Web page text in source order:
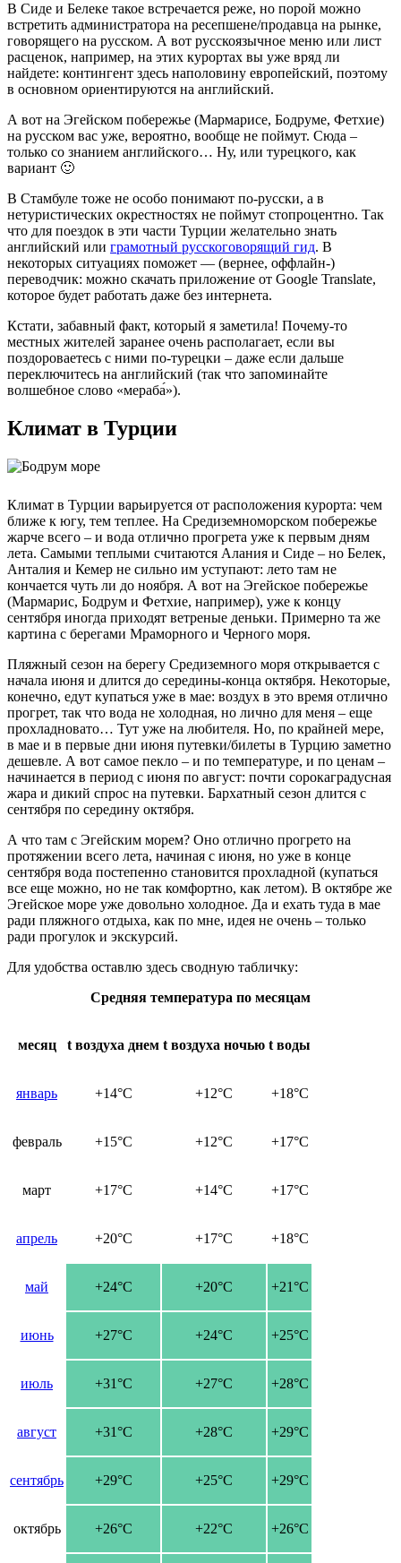
В Сиде и Белеке такое встречается реже, но порой можно
встретить администратора на ресепшене/продавца на рынке,
говорящего на русском. А вот русскоязычное меню или лист
расценок, например, на этих курортах вы уже вряд ли
найдете: контингент здесь наполовину европейский, поэтому
в основном ориентируются на английский.
А вот на Эгейском побережье (Мармарисе, Бодруме, Фетхие)
на русском вас уже, вероятно, вообще не поймут. Сюда –
только со знанием английского… Ну, или турецкого, как
вариант 🙂
В Стамбуле тоже не особо понимают по-русски, а в
нетуристических окрестностях не поймут стопроцентно. Так
что для поездок в эти части Турции желательно знать
английский или грамотный русскоговорящий гид. В
некоторых ситуациях поможет — (вернее, оффлайн-)
переводчик: можно скачать приложение от Google Translate,
которое будет работать даже без интернета.
Кстати, забавный факт, который я заметила! Почему-то
местных жителей заранее очень располагает, если вы
поздороваетесь с ними по-турецки – даже если дальше
переключитесь на английский (так что запоминайте
волшебное слово «мераба́»).
Климат в Турции
Климат в Турции варьируется от расположения курорта: чем
ближе к югу, тем теплее. На Средиземноморском побережье
жарче всего – и вода отлично прогрета уже к первым дням
лета. Самыми теплыми считаются Алания и Сиде – но Белек,
Анталия и Кемер не сильно им уступают: лето там не
кончается чуть ли до ноября. А вот на Эгейское побережье
(Мармарис, Бодрум и Фетхие, например), уже к концу
сентября иногда приходят ветреные деньки. Примерно та же
картина с берегами Мраморного и Черного моря.
Пляжный сезон на берегу Средиземного моря открывается с
начала июня и длится до середины-конца октября. Некоторые,
конечно, едут купаться уже в мае: воздух в это время отлично
прогрет, так что вода не холодная, но лично для меня – еще
прохладновато… Тут уже на любителя. Но, по крайней мере,
в мае и в первые дни июня путевки/билеты в Турцию заметно
дешевле. А вот самое пекло – и по температуре, и по ценам –
начинается в период с июня по август: почти сорокаградусная
жара и дикий спрос на путевки. Бархатный сезон длится с
сентября по середину октября.
А что там с Эгейским морем? Оно отлично прогрето на
протяжении всего лета, начиная с июня, но уже в конце
сентября вода постепенно становится прохладной (купаться
все еще можно, но не так комфортно, как летом). В октябре же
Эгейское море уже довольно холодное. Да и ехать туда в мае
ради пляжного отдыха, как по мне, идея не очень – только
ради прогулок и экскурсий.
Для удобства оставлю здесь сводную табличку:
Средняя температура по месяцам
месяц t воздуха днем t воздуха ночью t воды
январь +14°C +12°C +18°C
февраль +15°C +12°C +17°C
март +17°C +14°C +17°C
апрель +20°C +17°C +18°C
май +24°C +20°C +21°C
июнь +27°C +24°C +25°C
июль +31°C +27°C +28°C
август +31°C +28°C +29°C
сентябрь +29°C +25°C +29°C
октябрь +26°C +22°C +26°C